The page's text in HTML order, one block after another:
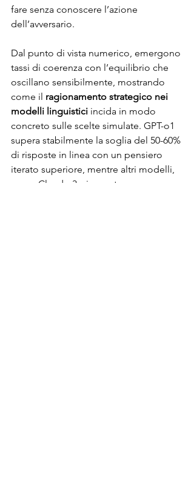
fare senza conoscere l’azione
dell’avversario.
Dal punto di vista numerico, emergono
tassi di coerenza con l’equilibrio che
oscillano sensibilmente, mostrando
come il ragionamento strategico nei
modelli linguistici incida in modo
concreto sulle scelte simulate. GPT-o1
supera stabilmente la soglia del 50-60%
di risposte in linea con un pensiero
iterato superiore, mentre altri modelli,
come Claude-3, si assestano su